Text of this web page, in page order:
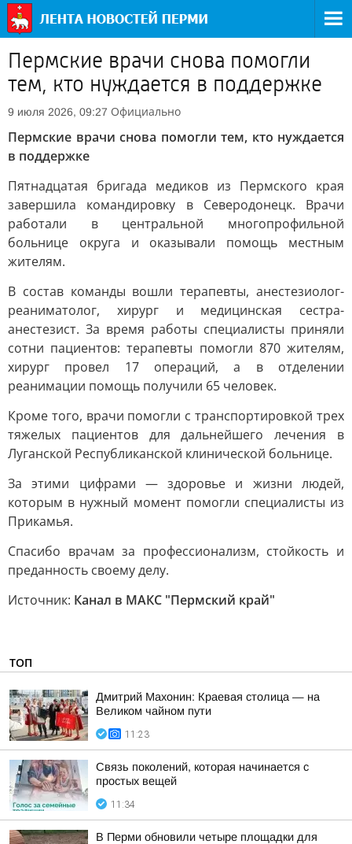
Пермские врачи снова помогли
тем, кто нуждается в поддержке
9 июля 2026, 09:27 Официально
Пермские врачи снова помогли тем, кто нуждается
в поддержке
Пятнадцатая бригада медиков из Пермского края
завершила командировку в Северодонецк. Врачи
работали в центральной многопрофильной
больнице округа и оказывали помощь местным
жителям.
В состав команды вошли терапевты, анестезиолог-
реаниматолог, хирург и медицинская сестра-
анестезист. За время работы специалисты приняли
сотни пациентов: терапевты помогли 870 жителям,
хирург провел 17 операций, а в отделении
реанимации помощь получили 65 человек.
Кроме того, врачи помогли с транспортировкой трех
тяжелых пациентов для дальнейшего лечения в
Луганской Республиканской клинической больнице.
За этими цифрами — здоровье и жизни людей,
которым в нужный момент помогли специалисты из
Прикамья.
Спасибо врачам за профессионализм, стойкость и
преданность своему делу.
Источник: Канал в МАКС "Пермский край"
ТОП
Дмитрий Махонин: Краевая столица — на
Великом чайном пути
11:23
Связь поколений, которая начинается с
простых вещей
11:34
В Перми обновили четыре площадки для